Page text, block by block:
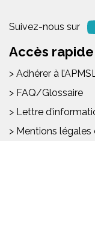
Suivez-nous sur
Accès rapide
> Adhérer à
> FAQ/Glossaire
> Lettre
> Mentions